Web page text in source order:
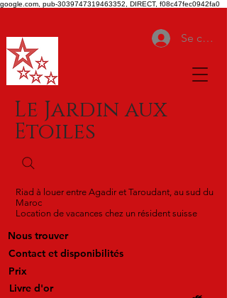
google.com, pub-3039747319463352, DIRECT, f08c47fec0942fa0
Se
Le Jardin aux
Etoiles
Riad à louer entre Agadir et Taroudant, au sud du
Maroc
Location de vacances chez un résident suisse
Nous trouver
Contact et disponibilités
Prix
Livre d'or